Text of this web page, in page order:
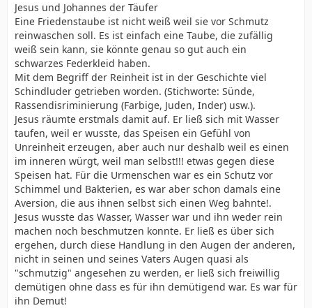
Jesus und Johannes der Täufer
Eine Friedenstaube ist nicht weiß weil sie vor Schmutz
reinwaschen soll. Es ist einfach eine Taube, die zufällig
weiß sein kann, sie könnte genau so gut auch ein
schwarzes Federkleid haben.
Mit dem Begriff der Reinheit ist in der Geschichte viel
Schindluder getrieben worden. (Stichworte: Sünde,
Rassendisriminierung (Farbige, Juden, Inder) usw.).
Jesus räumte erstmals damit auf. Er ließ sich mit Wasser
taufen, weil er wusste, das Speisen ein Gefühl von
Unreinheit erzeugen, aber auch nur deshalb weil es einen
im inneren würgt, weil man selbst!!! etwas gegen diese
Speisen hat. Für die Urmenschen war es ein Schutz vor
Schimmel und Bakterien, es war aber schon damals eine
Aversion, die aus ihnen selbst sich einen Weg bahnte!.
Jesus wusste das Wasser, Wasser war und ihn weder rein
machen noch beschmutzen konnte. Er ließ es über sich
ergehen, durch diese Handlung in den Augen der anderen,
nicht in seinen und seines Vaters Augen quasi als
"schmutzig" angesehen zu werden, er ließ sich freiwillig
demütigen ohne dass es für ihn demütigend war. Es war für
ihn Demut!